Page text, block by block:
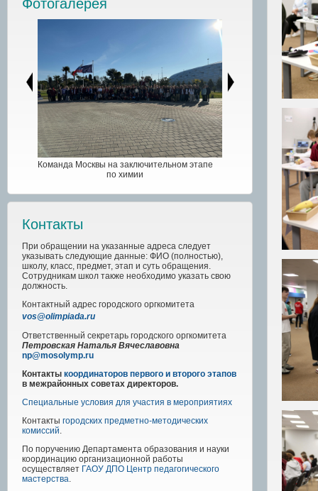
Фотогалерея
Команда Москвы на заключительном этапе
по химии
Контакты
При обращении на указанные адреса следует
указывать следующие данные: ФИО (полностью),
школу, класс, предмет, этап и суть обращения.
Сотрудникам школ также необходимо указать свою
должность.
Контактный адрес городского оргкомитета
vos@olimpiada.ru
Ответственный секретарь городского оргкомитета
Петровская Наталья Вячеславовна
np@mosolymp.ru
Контакты координаторов первого и второго этапов
в межрайонных советах директоров.
Специальные условия для участия в мероприятиях
Контакты городских предметно-методических
комиссий.
По поручению Департамента образования и науки
координацию организационной работы
осуществляет ГАОУ ДПО Центр педагогического
мастерства.